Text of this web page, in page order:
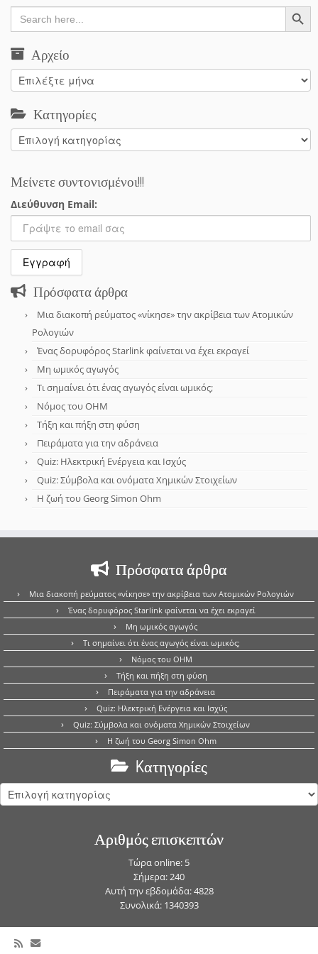
Search
for:
Search Button
Αρχείο
Αρχείο
Κατηγορίες
Κατηγορίες
Μείνετε συντονισμένοι!!!
Διεύθυνση Email:
Πρόσφατα άρθρα
Μια διακοπή ρεύματος «νίκησε» την ακρίβεια των Ατομικών
Ρολογιών
Ένας δορυφόρος Starlink φαίνεται να έχει εκραγεί
Μη ωμικός αγωγός
Τι σημαίνει ότι ένας αγωγός είναι ωμικός;
Νόμος του OHM
Τήξη και πήξη στη φύση
Πειράματα για την αδράνεια
Quiz: Ηλεκτρική Ενέργεια και Ισχύς
Quiz: Σύμβολα και ονόματα Χημικών Στοιχείων
Η ζωή του Georg Simon Ohm
Πρόσφατα άρθρα
Μια διακοπή ρεύματος «νίκησε» την ακρίβεια των Ατομικών Ρολογιών
Ένας δορυφόρος Starlink φαίνεται να έχει εκραγεί
Μη ωμικός αγωγός
Τι σημαίνει ότι ένας αγωγός είναι ωμικός;
Νόμος του OHM
Τήξη και πήξη στη φύση
Πειράματα για την αδράνεια
Quiz: Ηλεκτρική Ενέργεια και Ισχύς
Quiz: Σύμβολα και ονόματα Χημικών Στοιχείων
Η ζωή του Georg Simon Ohm
Kατηγορίες
Kατηγορίες
Αριθμός επισκεπτών
Τώρα online: 5
Σήμερα: 240
Αυτή την εβδομάδα: 4828
Συνολικά: 1340393